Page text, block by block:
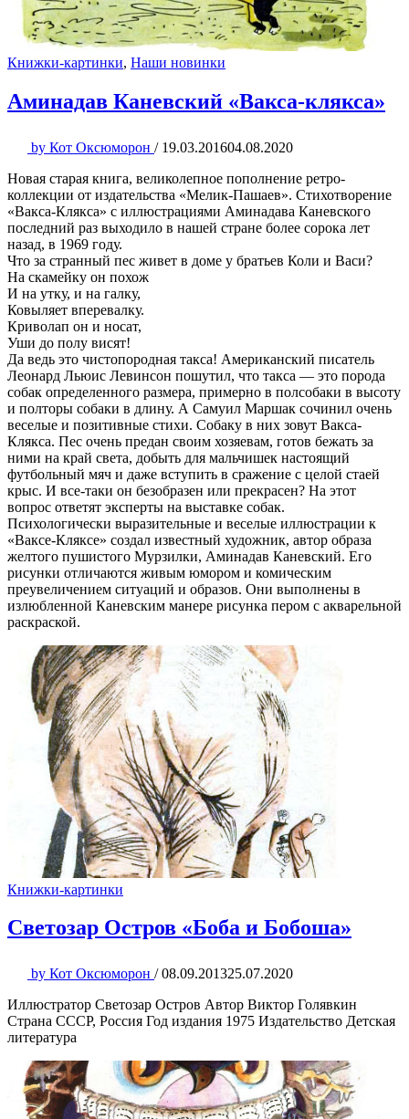
Книжки-картинки, Наши новинки
Аминадав Каневский «Вакса-клякса»
by Кот Оксюморон / 19.03.201604.08.2020
Новая старая книга, великолепное пополнение ретро-
коллекции от издательства «Мелик-Пашаев». Стихотворение
«Вакса-Клякса» с иллюстрациями Аминадава Каневского
последний раз выходило в нашей стране более сорока лет
назад, в 1969 году.
Что за странный пес живет в доме у братьев Коли и Васи?
На скамейку он похож
И на утку, и на галку,
Ковыляет вперевалку.
Криволап он и носат,
Уши до полу висят!
Да ведь это чистопородная такса! Американский писатель
Леонард Льюис Левинсон пошутил, что такса — это порода
собак определенного размера, примерно в полсобаки в высоту
и полторы собаки в длину. А Самуил Маршак сочинил очень
веселые и позитивные стихи. Собаку в них зовут Вакса-
Клякса. Пес очень предан своим хозяевам, готов бежать за
ними на край света, добыть для мальчишек настоящий
футбольный мяч и даже вступить в сражение с целой стаей
крыс. И все-таки он безобразен или прекрасен? На этот
вопрос ответят эксперты на выставке собак.
Психологически выразительные и веселые иллюстрации к
«Ваксе-Кляксе» создал известный художник, автор образа
желтого пушистого Мурзилки, Аминадав Каневский. Его
рисунки отличаются живым юмором и комическим
преувеличением ситуаций и образов. Они выполнены в
излюбленной Каневским манере рисунка пером с акварельной
раскраской.
Книжки-картинки
Светозар Остров «Боба и Бобоша»
by Кот Оксюморон / 08.09.201325.07.2020
Иллюстратор Светозар Остров Автор Виктор Голявкин
Страна СССР, Россия Год издания 1975 Издательство Детская
литература